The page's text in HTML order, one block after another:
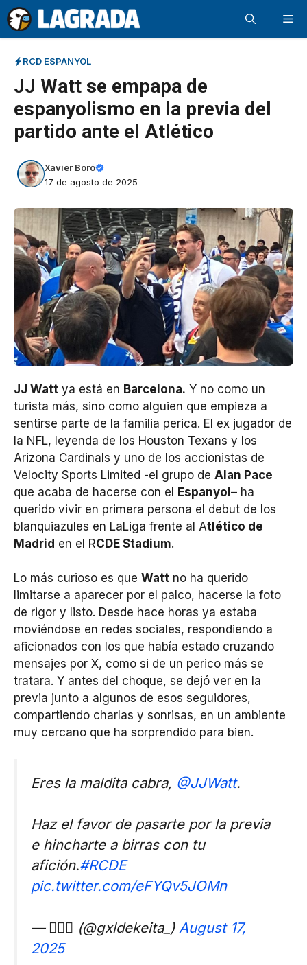
Saltar
al
contenido
RCD ESPANYOL
JJ Watt se empapa de
espanyolismo en la previa del
partido ante el Atlético
Xavier Boró
17 de agosto de 2025
JJ Watt ya está en Barcelona. Y no como un
turista más, sino como alguien que empieza a
sentirse parte de la familia perica. El ex jugador de
la NFL, leyenda de los Houston Texans y los
Arizona Cardinals y uno de los accionistas de
Velocity Sports Limited -el grupo de Alan Pace
que acaba de hacerse con el Espanyol– ha
querido vivir en primera persona el debut de los
blanquiazules en LaLiga frente al Atlético de
Madrid en el RCDE Stadium.
Lo más curioso es que Watt no ha querido
limitarse a aparecer por el palco, hacerse la foto
de rigor y listo. Desde hace horas ya estaba
moviéndose en redes sociales, respondiendo a
aficionados con los que había estado cruzando
mensajes por X, como si de un perico más se
tratara. Y antes del choque, se dejó ver en la
previa junto a algunos de esos seguidores,
compartiendo charlas y sonrisas, en un ambiente
muy cercano que ha sorprendido para bien.
Eres la maldita cabra, @JJWatt.
Haz el favor de pasarte por la previa
e hincharte a birras con tu
afición.#RCDE
pic.twitter.com/eFYQv5JOMn
— 🙅🏿‍♂️ (@gxldekeita_) August 17,
2025